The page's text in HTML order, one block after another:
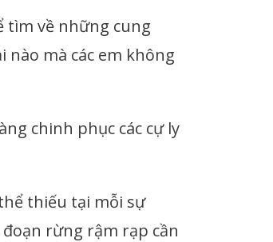
tìm về những cung
mà các em không
chinh phục các cự ly
thiếu tại mỗi sự
rừng rậm rạp cần